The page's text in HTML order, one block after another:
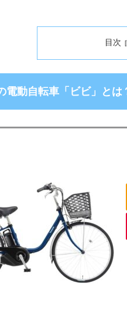
目次
電動自転車「ビビ」とは